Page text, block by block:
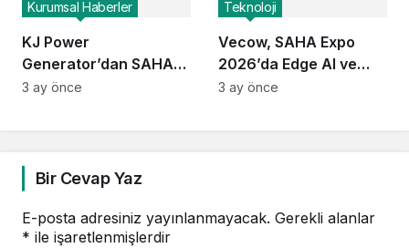
KJ Power
Generator’dan SAHA
Expo 2026’da Yeni
Kurumsal Haberler
3 ay önce
Vecow, SAHA Expo
2026’da Edge AI ve
Görev Kritik Bilgi İşlem
Teknoloji
3 ay önce
Bir Cevap Yaz
E-posta adresiniz yayınlanmayacak. Gerekli alanlar
* ile işaretlenmişlerdir